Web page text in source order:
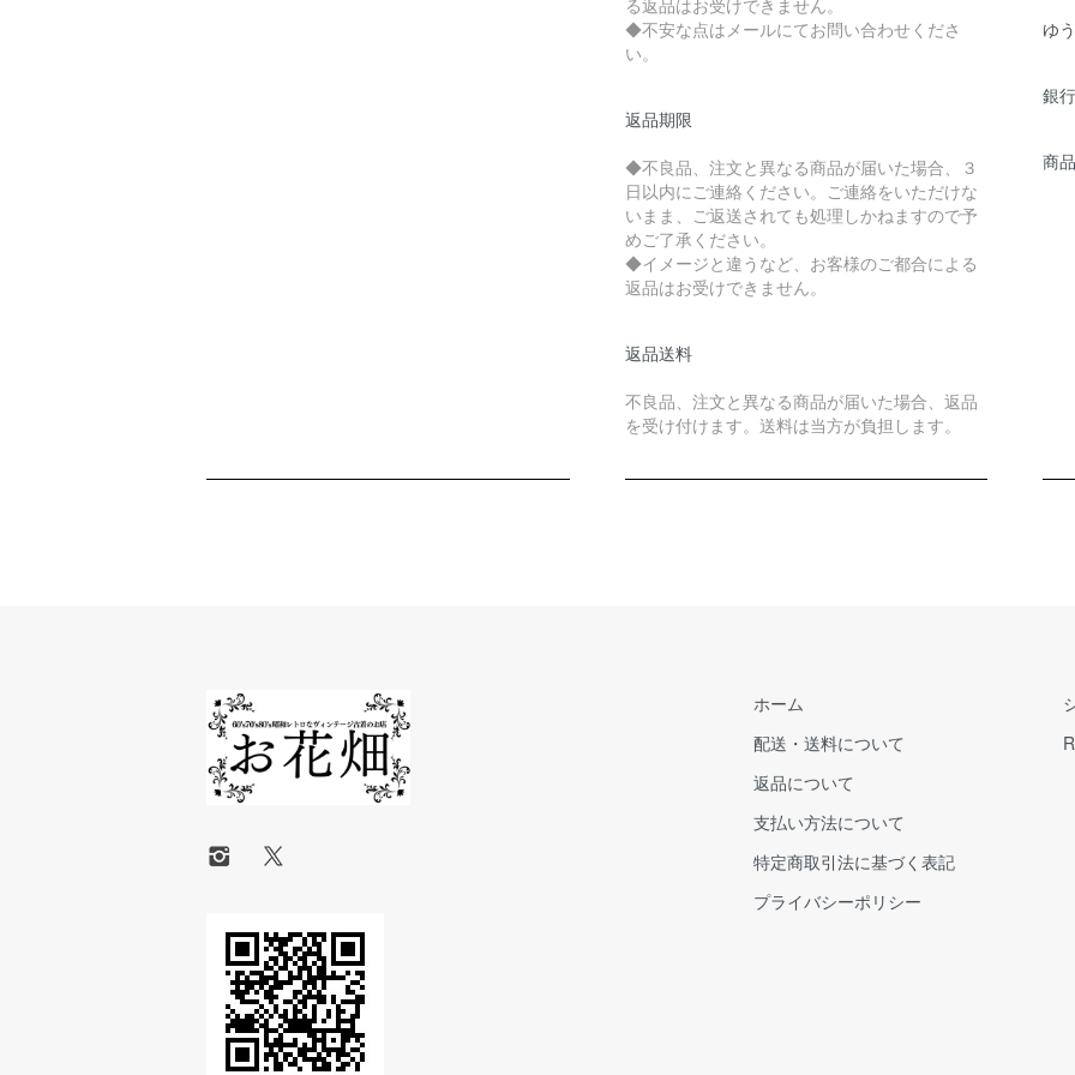
◆不安な点はメールにてお問い合わせくださ
い。
返品期限
◆不良品、注文と異なる商品が届いた場合、３
日以内にご連絡ください。ご連絡をいただけな
いまま、ご返送されても処理しかねますので予
めご了承ください。
◆イメージと違うなど、お客様のご都合による
返品はお受けできません。
返品送料
不良品、注文と異なる商品が届いた場合、返品
を受け付けます。送料は当方が負担します。
ゆ
銀
商
ホーム
配送・送料について
返品について
支払い方法について
特定商取引法に基づく表記
プライバシーポリシー